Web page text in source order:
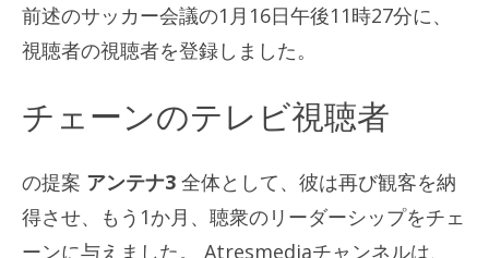
前述のサッカー会議の1月16日午後11時27分に、
視聴者の視聴者を登録しました。
チェーンのテレビ視聴者
の提案 アンテナ3 全体として、彼は再び観客を納
得させ、もう1か月、聴衆のリーダーシップをチェ
ーンに与えました。 Atresmediaチャンネルは、